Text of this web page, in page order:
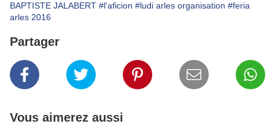
BAPTISTE JALABERT #l'aficion #ludi arles organisation #feria
arles 2016
Partager
Vous aimerez aussi